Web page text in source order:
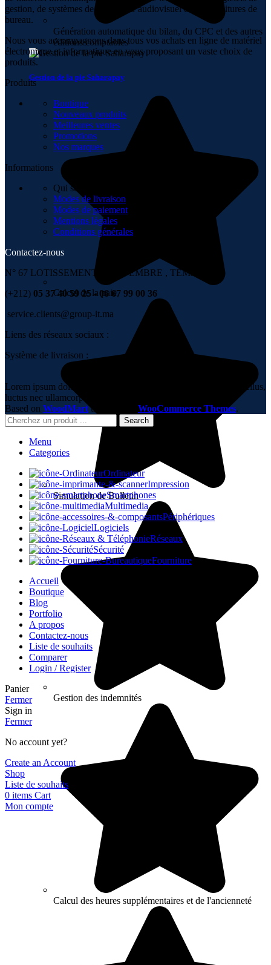
Génération automatique du bilan, du CPC et des autres
éditions comptables
Gestion de la pie Saharapay
Calcul de la paie
Simulation de Bulletin
Gestion des indemnités
Calcul des heures supplémentaires et de l'ancienneté
gestion, de systèmes de sécurité, d’audiovisuel et de fournitures de
bureau.
Nous vous accompagnons dans tous vos achats en ligne de matériel
électronique et informatique en vous proposant un vaste choix de
produits.
Produits
Boutique
Nouveaux produits
Meilleures ventes
Promotions
Nos marques
Informations
Qui sommes-nous
Modes de livraison
Modes de paiement
Mentions légales
Conditions générales
Contactez-nous
N° 67 LOTISSEMENT 6 NOVEMBRE , TÉMARA
(+212) 05 37 40 59 25 - 06 67 99 00 36
service.clients@group-it.ma
Liens des réseaux sociaux :
Système de livraison :
Lorem ipsum dolor sit amet, consectetur adipiscing elit. Ut elit tellus,
luctus nec ullamcorper mattis, pulvinar dapibus leo.
Based on WoodMarttheme WooCommerce Themes.
Search
Menu
Categories
Ordinateur
Impression
Smartphones
Multimedia
Périphériques
Logiciels
Réseaux
Sécurité
Fourniture
Accueil
Boutique
Blog
Portfolio
A propos
Contactez-nous
Liste de souhaits
Comparer
Login / Register
Panier
Fermer
Sign in
Fermer
No account yet?
Create an Account
Shop
Liste de souhaits
0 items Cart
Mon compte